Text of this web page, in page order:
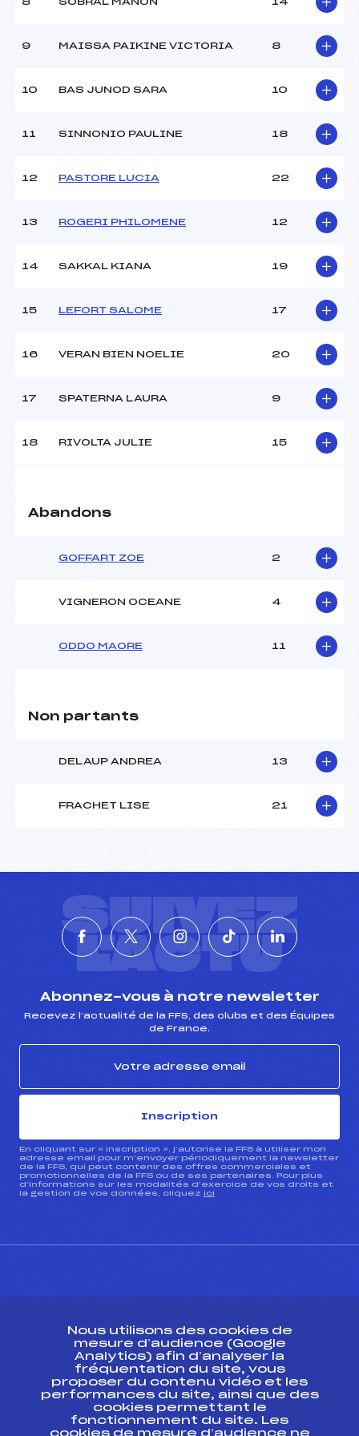
Neige :
47
12H00
Ouvreurs A :
AST (CA)
Température départ :
126.5000
Catégorie :
U16
8 SOBRAL MANON 14
9 MAISSA PAIKINE VICTORIA 8
10 BAS JUNOD SARA 10
11 SINNONIO PAULINE 18
12 PASTORE LUCIA 22
13 ROGERI PHILOMENE 12
14 SAKKAL KIANA 19
15 LEFORT SALOME 17
16 VERAN BIEN NOELIE 20
17 SPATERNA LAURA 9
18 RIVOLTA JULIE 15
Abandons
GOFFART ZOE 2
VIGNERON OCEANE 4
ODDO MAORE 11
Non partants
DELAUP ANDREA 13
FRACHET LISE 21
SUIVEZ
L'ACTU
Abonnez-vous à notre newsletter
Recevez l’actualité de la FFS, des clubs et des Équipes
de France.
Inscription
En cliquant sur « inscription », j’autorise la FFS à utiliser mon
adresse email pour m’envoyer périodiquement la newsletter
de la FFS, qui peut contenir des offres commerciales et
promotionnelles de la FFS ou de ses partenaires. Pour plus
d’informations sur les modalités d’exercice de vos droits et
la gestion de vos données, cliquez ici
Ressources
Pass’Neige
Projet sportif fédéral
Projet de performance fédéral
Nous utilisons des cookies de
mesure d’audience (Google
Analytics) afin d’analyser la
fréquentation du site, vous
proposer du contenu vidéo et les
performances du site, ainsi que des
cookies permettant le
fonctionnement du site. Les
cookies de mesure d’audience ne